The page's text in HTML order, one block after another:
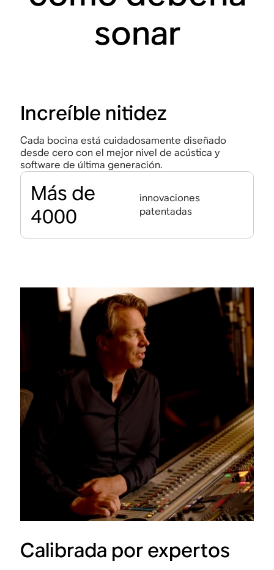
sonar
Increíble nitidez
Cada bocina está cuidadosamente diseñado
desde cero con el mejor nivel de acústica y
software de última generación.
Más de
4000
innovaciones
patentadas
Calibrada por expertos